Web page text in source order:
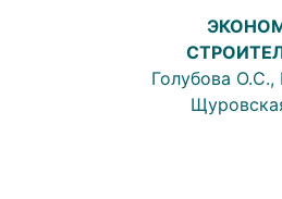
Голубова О.С.,